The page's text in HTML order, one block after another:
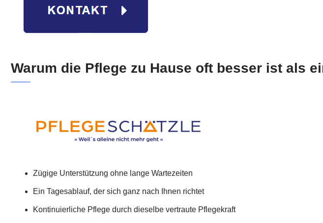
Warum die Pflege zu Hause oft besser ist als
Zügige Unterstützung ohne lange Wartezeiten
Ein Tagesablauf, der sich ganz nach Ihnen richtet
Kontinuierliche Pflege durch dieselbe vertraute Pflegekraft